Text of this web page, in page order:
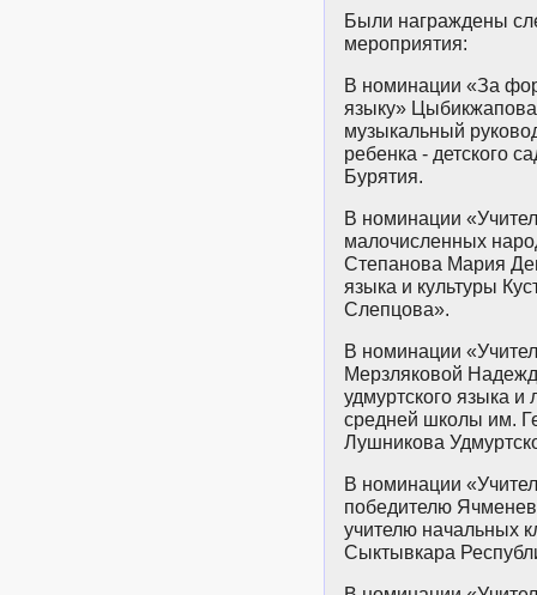
Были награждены
мероприятия:
В номинации «За
языку»
музыкальный
ребенка - детского
Бурятия.
В номинации
малочисленных
Степанова Мария
языка и культуры
Слепцова».
В номинации
Мерзляковой
удмуртского языка и
средней школы им.
Лушникова
В номинации
победителю
учителю начальных
Сыктывкара